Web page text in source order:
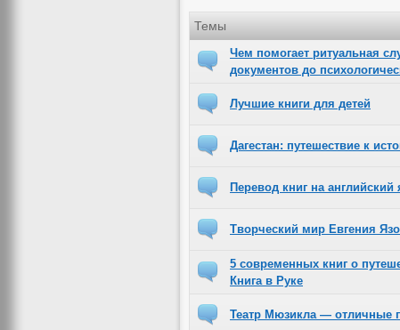
Темы
Чем помогает ритуальная
документов до
Лучшие книги для детей
Дагестан: путешествие к
Перевод книг на английский
Творческий мир Евгения
5 современных книг о
Книга в Руке
Театр Мюзикла — отличные